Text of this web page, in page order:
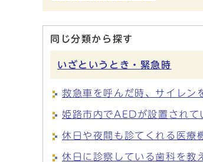
同じ分類から探す
いざというとき・緊急時
救急車を呼んだ時、サイレン
姫路市内でAEDが設置されて
休日や夜間も診てくれる医療
休日に診察している歯科を教